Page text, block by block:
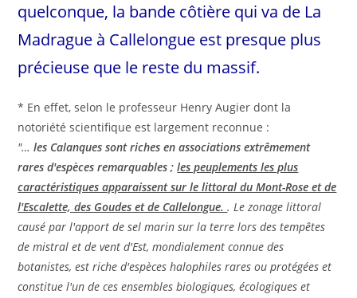
quelconque, la bande côtière qui va de La
Madrague à Callelongue est presque plus
précieuse que le reste du massif.
* En effet, selon le professeur Henry Augier dont la
notoriété scientifique est largement reconnue :
"…les Calanques sont riches en associations extrêmement
rares d'espèces remarquables ;les peuplements les plus
caractéristiques apparaissent sur le littoral du Mont-Rose et de
l'Escalette, des Goudes et de Callelongue.. Le zonage littoral
causé par l'apport de sel marin sur la terre lors des tempêtes
de mistral et de vent d'Est, mondialement connue des
botanistes, est riche d'espèces halophiles rares ou protégées et
constitue l'un de ces ensembles biologiques, écologiques et